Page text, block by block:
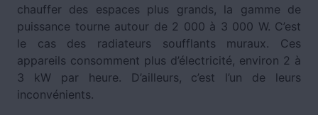
chauffer des espaces plus grands, la gamme de
puissance tourne autour de 2 000 à 3 000 W. C’est
le cas des radiateurs soufflants muraux. Ces
appareils consomment plus d’électricité, environ 2 à
3 kW par heure. D’ailleurs, c’est l’un de leurs
inconvénients.